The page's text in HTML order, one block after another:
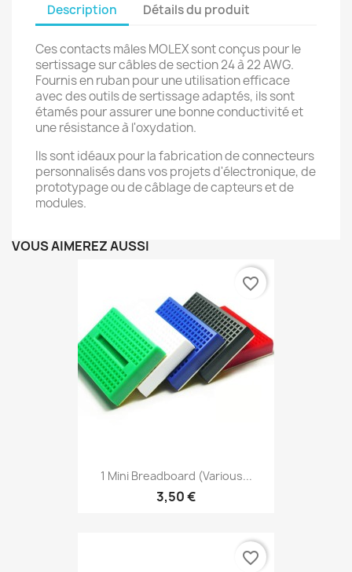
Description Détails du produit
Ces contacts mâles MOLEX sont conçus pour le
sertissage sur câbles de section 24 à 22 AWG.
Fournis en ruban pour une utilisation efficace
avec des outils de sertissage adaptés, ils sont
étamés pour assurer une bonne conductivité et
une résistance à l'oxydation.
Ils sont idéaux pour la fabrication de connecteurs
personnalisés dans vos projets d'électronique, de
prototypage ou de câblage de capteurs et de
modules.
VOUS AIMEREZ AUSSI
1 Mini Breadboard (Various...
3,50 €
favorite_border
favorite_border